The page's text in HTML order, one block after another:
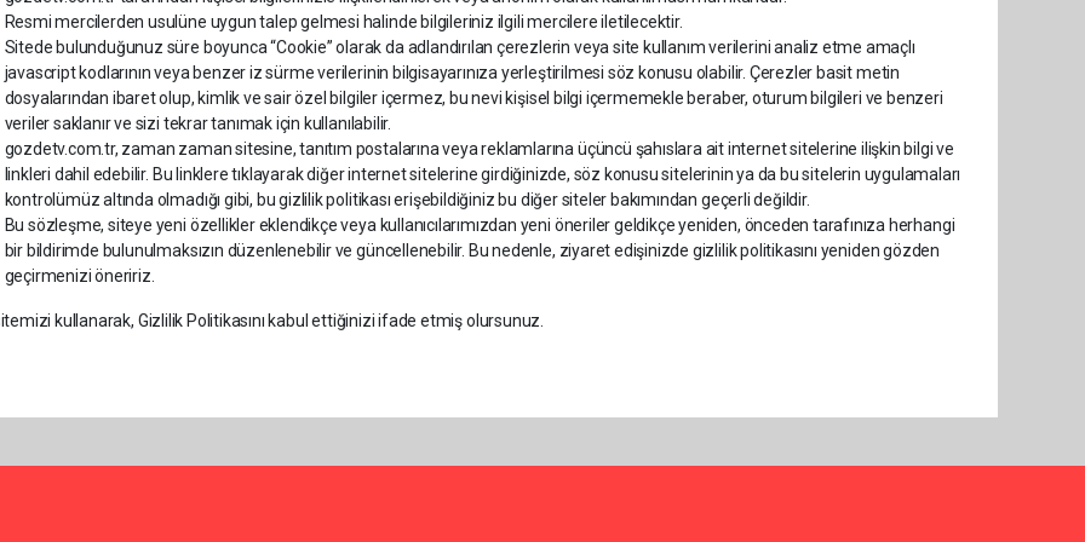
Resmi mercilerden usulüne uygun talep gelmesi halinde bilgileriniz ilgili mercilere iletilecektir.
Sitede bulunduğunuz süre boyunca “Cookie” olarak da adlandırılan çerezlerin veya site kullanım verilerini analiz etme amaçlı
javascript kodlarının veya benzer iz sürme verilerinin bilgisayarınıza yerleştirilmesi söz konusu olabilir. Çerezler basit metin
dosyalarından ibaret olup, kimlik ve sair özel bilgiler içermez, bu nevi kişisel bilgi içermemekle beraber, oturum bilgileri ve benzeri
veriler saklanır ve sizi tekrar tanımak için kullanılabilir.
gozdetv.com.tr, zaman zaman sitesine, tanıtım postalarına veya reklamlarına üçüncü şahıslara ait internet sitelerine ilişkin bilgi ve
linkleri dahil edebilir. Bu linklere tıklayarak diğer internet sitelerine girdiğinizde, söz konusu sitelerinin ya da bu sitelerin uygulamaları
kontrolümüz altında olmadığı gibi, bu gizlilik politikası erişebildiğiniz bu diğer siteler bakımından geçerli değildir.
Bu sözleşme, siteye yeni özellikler eklendikçe veya kullanıcılarımızdan yeni öneriler geldikçe yeniden, önceden tarafınıza herhangi
bir bildirimde bulunulmaksızın düzenlenebilir ve güncellenebilir. Bu nedenle, ziyaret edişinizde gizlilik politikasını yeniden gözden
geçirmenizi öneririz.
kullanarak, Gizlilik Politikasını kabul ettiğinizi ifade etmiş olursunuz.